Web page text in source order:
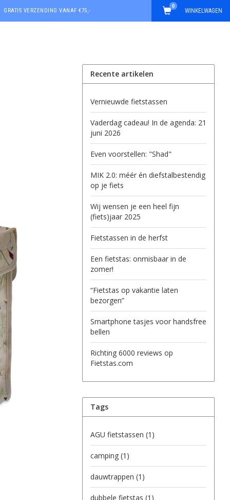
GRATIS VERZENDING VANAF €75,- WINKELWAGEN
0
Recente artikelen
Vernieuwde fietstassen
Vaderdag cadeau! In de agenda: 21
juni 2026
Even voorstellen: "Shad"
MIK 2.0: méér én diefstalbestendig
op je fiets
Wij wensen je een heel fijn
(fiets)jaar 2025
Fietstassen in de herfst
Een fietstas: onmisbaar in de
zomer!
“Fietstas op vakantie laten
bezorgen”
Smartphone tasjes voor handsfree
bellen
Richting 6000 reviews op
Fietstas.com
Tags
AGU fietstassen (1)
camping (1)
dauwtrappen (1)
dubbele fietstas (1)